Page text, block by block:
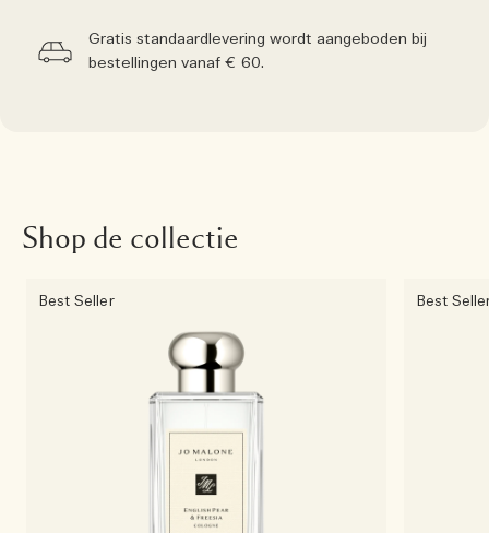
Gratis standaardlevering wordt aangeboden bij
bestellingen vanaf € 60.
Shop de collectie
Best Seller Best